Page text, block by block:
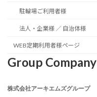
駐輪場ご利用者様
法人・企業様 ／ 自治体様
WEB定期利用者様ページ
Group Company
株式会社アーキエムズグループ